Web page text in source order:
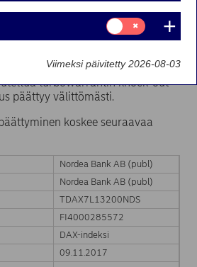
on päättynyt kohde-
turbowarrantin knock-out-
päättyy välittömästi.
koskee seuraavaa
Nordea Bank AB (publ)
Nordea Bank AB (publ)
TDAX7L13200NDS
FI4000285572
DAX-indeksi
09.11.2017
Suostumusvalinta:
Markkinointi
Viimeksi päivitetty 2026-08-03